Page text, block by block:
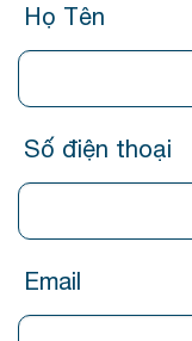
Họ Tên
Số điện thoại
Email